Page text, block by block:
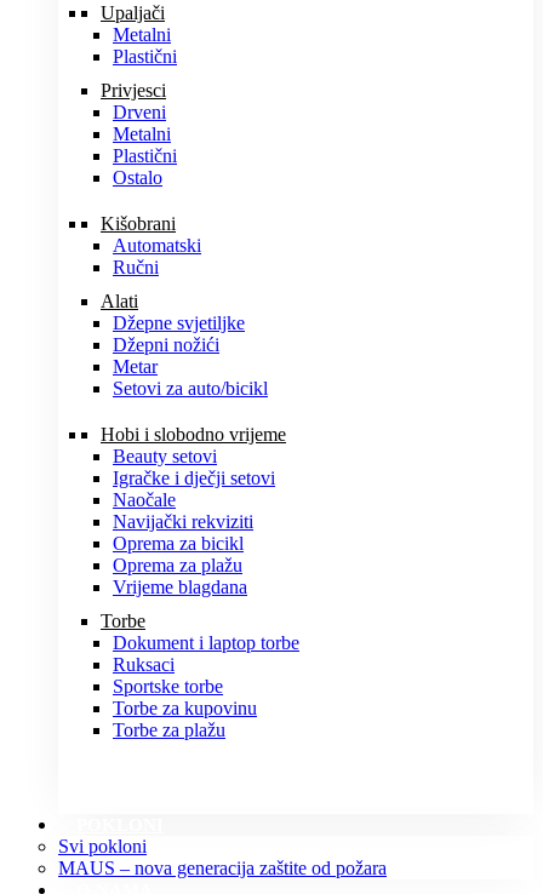
Upaljači
Metalni
Plastični
Privjesci
Drveni
Metalni
Plastični
Ostalo
Kišobrani
Automatski
Ručni
Alati
Džepne svjetiljke
Džepni nožići
Metar
Setovi za auto/bicikl
Hobi i slobodno vrijeme
Beauty setovi
Igračke i dječji setovi
Naočale
Navijački rekviziti
Oprema za bicikl
Oprema za plažu
Vrijeme blagdana
Torbe
Dokument i laptop torbe
Ruksaci
Sportske torbe
Torbe za kupovinu
Torbe za plažu
Svi pokloni
MAUS – nova generacija zaštite od požara